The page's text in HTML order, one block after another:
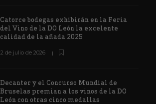
Catorce bodegas exhibirán en la Feria
del Vino de la DO León la excelente
calidad de la añada 2025
de julio de 2026
Decanter y el Concurso Mundial de
Bruselas premian a los vinos de la DO
León con otras cinco medallas